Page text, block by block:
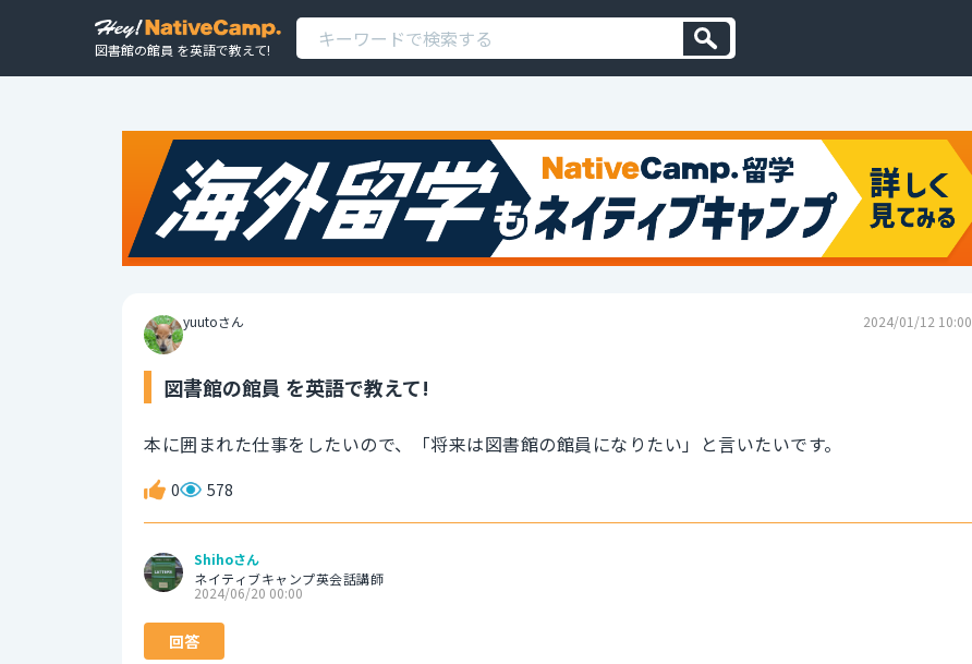
図書館の館員 を英語で教えて!
yuutoさん 2024/01/12 10:00
図書館の館員 を英語で教えて!
本に囲まれた仕事をしたいので、「将来は図書館の館員になりたい」と言いたいです。
0 578
Shihoさん
ネイティブキャンプ英会話講師
2024/06/20 00:00
回答